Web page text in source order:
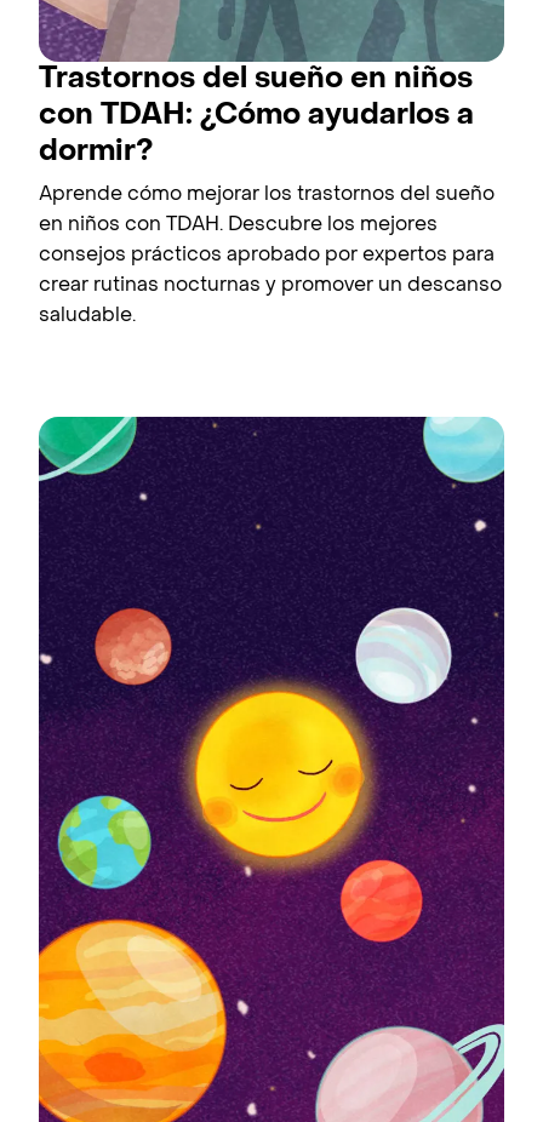
Trastornos del sueño en niños
con TDAH: ¿Cómo ayudarlos a
dormir?
Aprende cómo mejorar los trastornos del sueño
en niños con TDAH. Descubre los mejores
consejos prácticos aprobado por expertos para
crear rutinas nocturnas y promover un descanso
saludable.